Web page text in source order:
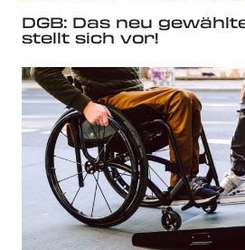
DGB: Das neu
stellt sich vor!